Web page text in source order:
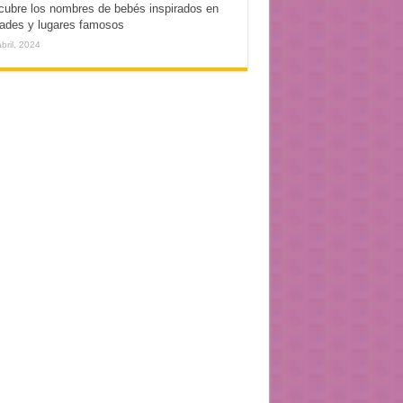
los nombres de bebés inspirados en
y lugares famosos
2024